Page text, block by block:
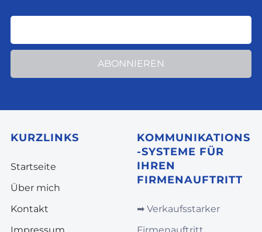
ABONNIEREN
KURZLINKS
Startseite
Über mich
Kontakt
KOMMUNIKATIONS
-SYSTEME FÜR
IHREN
FIRMENAUFTRITT
➡︎ Verkaufsstarker